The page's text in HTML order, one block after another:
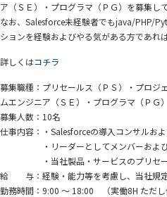
ア（ＳＥ）・プログラマ（ＰＧ）を募集して
なお、Salesforce未経験者でもjava/PHP/
ションを経験およびやる気がある方であれ
詳しくはコチラ
募集職種：プリセールス（ＰＳ）・プロジ
ムエンジニア（ＳＥ）・プログラマ（ＰＧ）
募集人数：10名
仕事内容：・Salesforceの導入コンサルお
・リーダーとしてメンバーおよび
・当社製品・サービスのプリセー
給 与：経験・能力等を考慮し、当社規定
勤務時間：9:00 ～ 18:00 （実働8H ただし